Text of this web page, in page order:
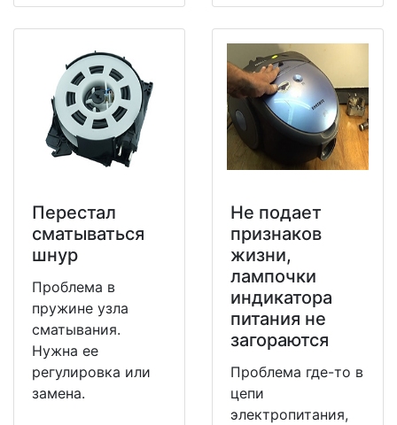
Перестал
сматываться
шнур
Проблема в
пружине узла
сматывания.
Нужна ее
регулировка или
замена.
Не подает
признаков
жизни,
лампочки
индикатора
питания не
загораются
Проблема где-то в
цепи
электропитания,